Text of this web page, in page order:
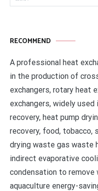
索：
RECOMMEND
A professional heat
in the production of
exchangers, rotary heat
exchangers, widely
recovery, heat pump
recovery, food, tobacco,
drying waste gas waste
indirect evaporative
condensation to remove
aquaculture energy-